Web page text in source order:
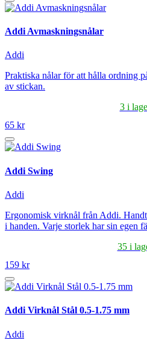
Addi Avmaskningsnålar
Addi
Praktiska nålar för att hålla ordning
av stickan.
3 i
65 kr
Addi Swing
Addi
Ergonomisk virknål från Addi.
i handen. Varje storlek har sin egen
35 i
159 kr
Addi Virknål Stål 0.5-1.75 mm
Addi